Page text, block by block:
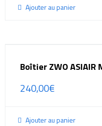
Ajouter au panier
Boîtier ZWO ASIAIR
240,00€
Ajouter au panier